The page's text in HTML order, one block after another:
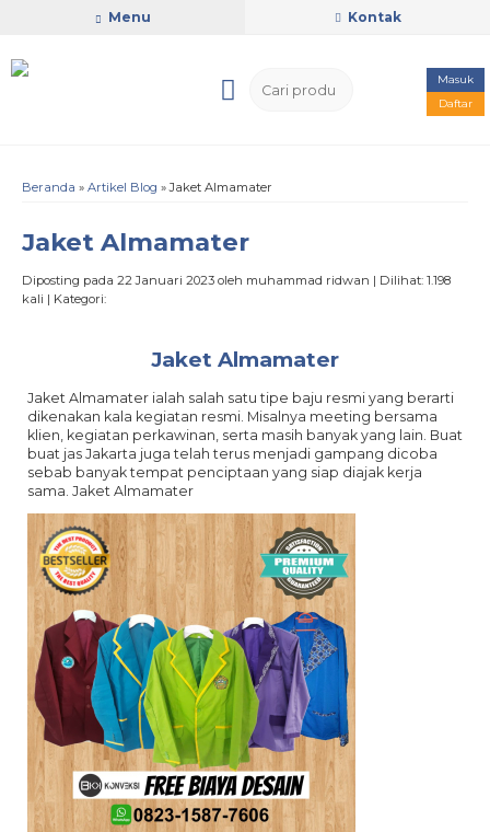
Menu Kontak
Masuk
Daftar
Beranda » Artikel Blog » Jaket Almamater
Jaket Almamater
Diposting pada 22 Januari 2023 oleh muhammad ridwan | Dilihat: 1.198
kali | Kategori:
Jaket Almamater
Jaket Almamater ialah salah satu tipe baju resmi yang berarti
dikenakan kala kegiatan resmi. Misalnya meeting bersama
klien, kegiatan perkawinan, serta masih banyak yang lain. Buat
buat jas Jakarta juga telah terus menjadi gampang dicoba
sebab banyak tempat penciptaan yang siap diajak kerja
sama. Jaket Almamater